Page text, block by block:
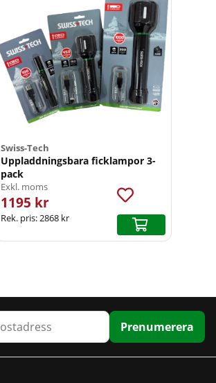
Swiss-Tech
Uppladdningsbara ficklampor 3-
pack
Exkl. moms
1195 kr
Rek. pris:2868 kr
Prenumerera